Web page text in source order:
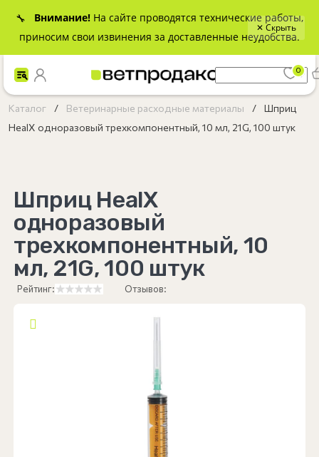
🔧 Внимание! На сайте проводятся технические работы,
приносим свои извинения за доставленные неудобства.
✕ Скрыть
0
Каталог Ветеринарные расходные материалы
Шприц
HealX одноразовый трехкомпонентный, 10 мл, 21G, 100 штук
Шприц HealX
одноразовый
трехкомпонентный, 10
мл, 21G, 100 штук
Рейтинг: Отзывов: